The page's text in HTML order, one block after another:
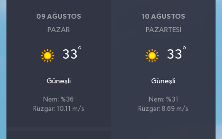
09 AĞUSTOS
PAZAR
33°
Güneşli
Nem: %36
Rüzgar: 10.11 m/s
10 AĞUSTOS
PAZARTESI
33°
Güneşli
Nem: %31
Rüzgar: 8.69 m/s